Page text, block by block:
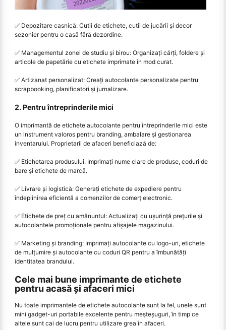
✅ Depozitare casnică: Cutii de etichete, cutii de jucării și decor
sezonier pentru o casă fără dezordine.
✅ Managementul zonei de studiu și birou: Organizați cărți, foldere și
articole de papetărie cu etichete imprimate în mod curat.
✅ Artizanat personalizat: Creați autocolante personalizate pentru
scrapbooking, planificatori și jurnalizare.
2. Pentru întreprinderile mici
O imprimantă de etichete autocolante pentru întreprinderile mici este
un instrument valoros pentru branding, ambalare și gestionarea
inventarului. Proprietarii de afaceri beneficiază de:
✅ Etichetarea produsului: Imprimaţi nume clare de produse, coduri de
bare şi etichete de marcă.
✅ Livrare și logistică: Generați etichete de expediere pentru
îndeplinirea eficientă a comenzilor de comerț electronic.
✅ Etichete de preț cu amănuntul: Actualizați cu ușurință prețurile și
autocolantele promoționale pentru afișajele magazinului.
✅ Marketing și branding: Imprimați autocolante cu logo-uri, etichete
de mulțumire și autocolante cu coduri QR pentru a îmbunătăți
identitatea brandului.
Cele mai bune imprimante de etichete
pentru acasă și afaceri mici
Nu toate imprimantele de etichete autocolante sunt la fel, unele sunt
mini gadget-uri portabile excelente pentru meșteșuguri, în timp ce
altele sunt cai de lucru pentru utilizare grea în afaceri.